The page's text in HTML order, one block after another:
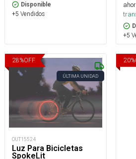
Disponible
+5 Vendidos
+5
28%OFF
ÚLTIMA UNIDAD
OUT15524
Luz Para Bicicletas
SpokeLit
20%